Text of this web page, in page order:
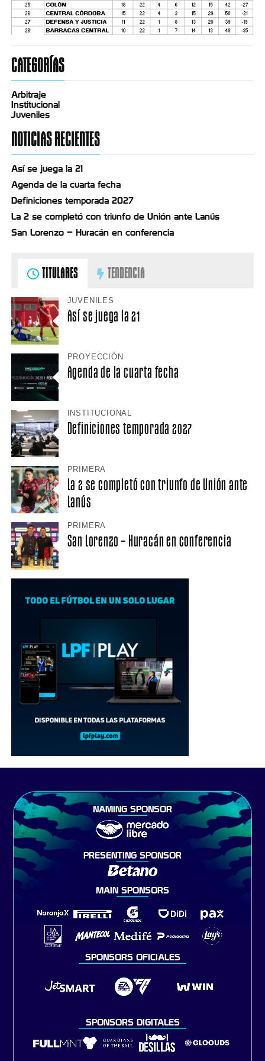
CATEGORÍAS
Arbitraje
Institucional
Juveniles
NOTICIAS RECIENTES
Así se juega la 21
Agenda de la cuarta fecha
Definiciones temporada 2027
La 2 se completó con triunfo de Unión ante Lanús
San Lorenzo – Huracán en conferencia
TITULARES TENDENCIA
JUVENILES
Así se juega la 21
PROYECCIÓN
Agenda de la cuarta fecha
INSTITUCIONAL
Definiciones temporada 2027
PRIMERA
La 2 se completó con triunfo de Unión ante
Lanús
PRIMERA
San Lorenzo – Huracán en conferencia
NAMING SPONSOR
PRESENTING SPONSOR
MAIN SPONSORS
SPONSORS OFICIALES
SPONSORS DIGITALES